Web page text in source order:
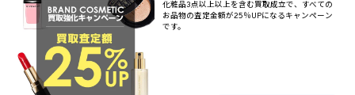
化粧品3点以上以上を含む買取成立で、すべての
お品物の査定金額が25％UPになるキャンペーン
です。